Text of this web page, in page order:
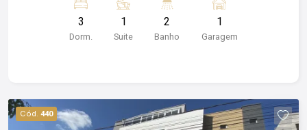
dia a dia. Conta com cozinha, banheiros e área de
serviço com móveis sob medida, trazendo mais
funcionalidade e aproveitamento dos espaços.
a família. Obs: Além do valor de aluguel o
locatário fica responsável pelo pagamento de
3
Dorm.
1
Suite
2
Banho
1
Garagem
Cód. 440